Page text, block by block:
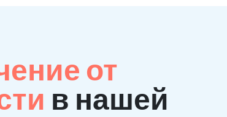
от
в нашей